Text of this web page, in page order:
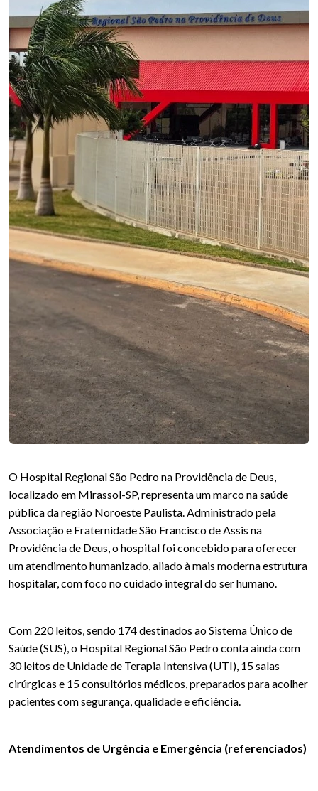
O Hospital Regional São Pedro na Providência de Deus,
localizado em Mirassol-SP, representa um marco na saúde
pública da região Noroeste Paulista. Administrado pela
Associação e Fraternidade São Francisco de Assis na
Providência de Deus, o hospital foi concebido para oferecer
um atendimento humanizado, aliado à mais moderna estrutura
hospitalar, com foco no cuidado integral do ser humano.
Com 220 leitos, sendo 174 destinados ao Sistema Único de
Saúde (SUS), o Hospital Regional São Pedro conta ainda com
30 leitos de Unidade de Terapia Intensiva (UTI), 15 salas
cirúrgicas e 15 consultórios médicos, preparados para acolher
pacientes com segurança, qualidade e eficiência.
Atendimentos de Urgência e Emergência (referenciados)